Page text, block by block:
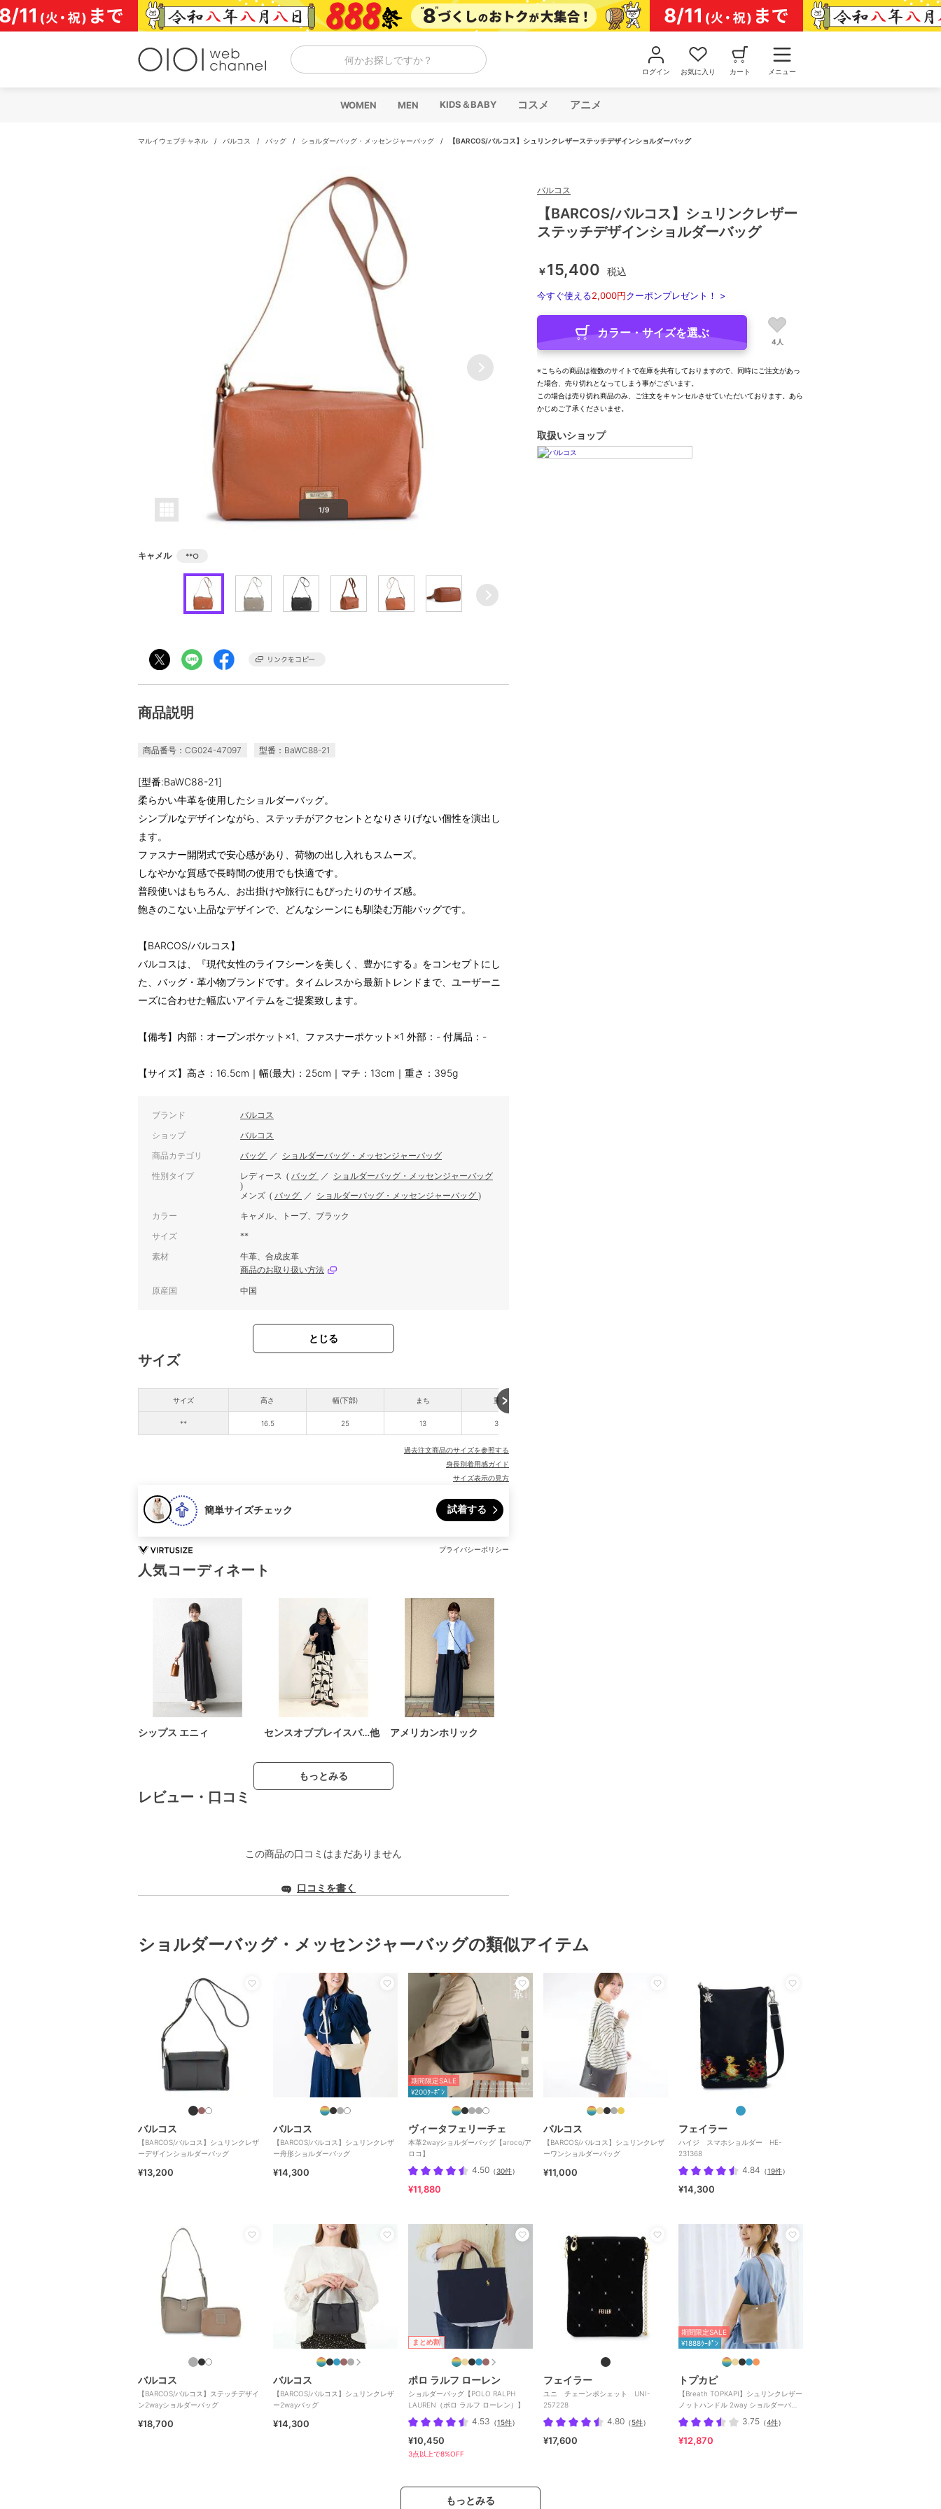
コ
ン
テ
何かお探しですか？
ログイン お気に入り カート メニュー
WOMEN MEN KIDS＆BABY コスメ アニメ
マルイウェブチャネル / バルコス / バッグ / ショルダーバッグ・メッセンジャーバッグ / 【BARCOS/バルコス】シュリンクレザーステッチデザインショルダーバッグ
1/9
キャメル **○
商品説明
商品番号：CG024-47097 型番：BaWC88-21
[型番:BaWC88-21]
柔らかい牛革を使用したショルダーバッグ。
シンプルなデザインながら、ステッチがアクセントとなりさりげない個性を演出し
ます。
ファスナー開閉式で安心感があり、荷物の出し入れもスムーズ。
しなやかな質感で長時間の使用でも快適です。
普段使いはもちろん、お出掛けや旅行にもぴったりのサイズ感。
飽きのこない上品なデザインで、どんなシーンにも馴染む万能バッグです。
【BARCOS/バルコス】
バルコスは、『現代女性のライフシーンを美しく、豊かにする』をコンセプトにし
た、バッグ・革小物ブランドです。タイムレスから最新トレンドまで、ユーザーニ
ーズに合わせた幅広いアイテムをご提案致します。
【備考】内部：オープンポケット×1、ファスナーポケット×1 外部：- 付属品：-
【サイズ】高さ：16.5cm｜幅(最大)：25cm｜マチ：13cm｜重さ：395g
ブランド バルコス
ショップ バルコス
商品カテゴリ バッグ ／ ショルダーバッグ・メッセンジャーバッグ
性別タイプ レディース ( バッグ ／ ショルダーバッグ・メッセンジャーバッグ
)
メンズ ( バッグ ／ ショルダーバッグ・メッセンジャーバッグ )
カラー キャメル、トープ、ブラック
サイズ **
素材
牛革、合成皮革
商品のお取り扱い方法
原産国 中国
とじる
サイズ
サイズ
**
高さ 幅(下部) まち 重さ
16.5 25 13 395
過去注文商品のサイズを参照する
身長別着用感ガイド
サイズ表示の見方
簡単サイズチェック 試着する
プライバシーポリシー
人気コーディネート
シップス エニィ センスオブプレイスバ…他 アメリカンホリック
もっとみる
レビュー・口コミ
この商品の口コミはまだありません
口コミを書く
バルコス
【BARCOS/バルコス】シュリンクレザー
ステッチデザインショルダーバッグ
￥15,400 税込
今すぐ使える2,000円クーポンプレゼント！ >
カラー・サイズを選ぶ
4人
※こちらの商品は複数のサイトで在庫を共有しておりますので、同時にご注文があっ
た場合、売り切れとなってしまう事がございます。
この場合は売り切れ商品のみ、ご注文をキャンセルさせていただいております。あら
かじめご了承くださいませ。
取扱いショップ
ショルダーバッグ・メッセンジャーバッグの類似アイテム
バルコス
【BARCOS/バルコス】シュリンクレザ
ーデザインショルダーバッグ
¥13,200
バルコス
【BARCOS/バルコス】シュリンクレザ
ー舟形ショルダーバッグ
¥14,300
期間限定SALE
¥200ｸｰﾎﾟﾝ
ヴィータフェリーチェ
本革2wayショルダーバッグ【aroco/ア
ロコ】
4.50 （30件）
¥11,880
バルコス
【BARCOS/バルコス】シュリンクレザ
ーワンショルダーバッグ
¥11,000
フェイラー
ハイジ スマホショルダー HE-
231368
4.84 （19件）
¥14,300
バルコス
【BARCOS/バルコス】ステッチデザイ
ン2wayショルダーバッグ
¥18,700
バルコス
【BARCOS/バルコス】シュリンクレザ
ー2wayバッグ
¥14,300
まとめ割
ポロ ラルフ ローレン
ショルダーバッグ【POLO RALPH
LAUREN（ポロ ラルフ ローレン）】
4.53 （15件）
¥10,450
3点以上で8%OFF
フェイラー
ユニ チェーンポシェット UNI-
257228
4.80 （5件）
¥17,600
期間限定SALE
¥1888ｸｰﾎﾟﾝ
トプカピ
【Breath TOPKAPI】シュリンクレザー
ノットハンドル 2way ショルダーバッ
グ
3.75 （4件）
¥12,870
もっとみる